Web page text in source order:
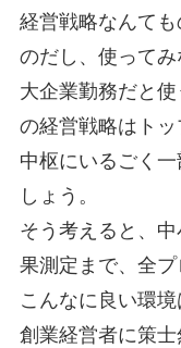
経営戦略なんて
のだし、使ってみ
大企業勤務だと
の経営戦略はト
中枢にいるごく
しょう。
そう考えると、
果測定まで、全プ
こんなに良い環境
創業経営者に策